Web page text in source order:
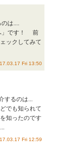
するのは....
」です！ 前
ックしてみて
Fri 13:50
するのは...
でも知られて
知ったのです
Fri 12:59